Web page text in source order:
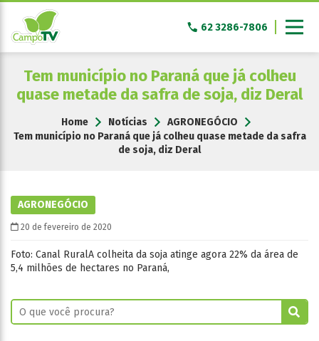
Pular
conteúdo
62 3286-7806
Tem município no Paraná que já colheu
quase metade da safra de soja, diz Deral
Home Notícias
AGRONEGÓCIO
Tem município no Paraná que já colheu quase metade da safra
de soja, diz Deral
AGRONEGÓCIO
20 de fevereiro de 2020
Foto: Canal RuralA colheita da soja atinge agora 22% da área de
5,4 milhões de hectares no Paraná,